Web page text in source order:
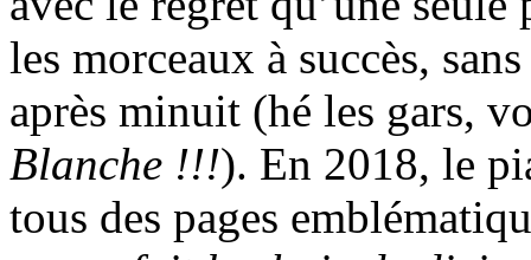
les morceaux à succès,
après minuit (hé les gars,
Blanche !!!). En 2018, le
tous des pages